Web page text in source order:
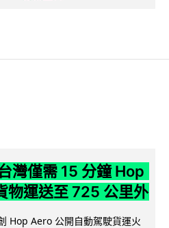
灣僅需 15 分鐘 Hop
物運送至 725 公里外
Hop Aero 公開自動駕駛貨運火